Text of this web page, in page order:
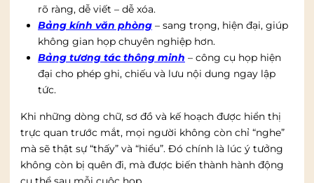
rõ ràng, dễ viết – dễ xóa.
Bảng kính văn phòng – sang trọng, hiện đại, giúp
không gian họp chuyên nghiệp hơn.
Bảng tương tác thông minh – công cụ họp hiện
đại cho phép ghi, chiếu và lưu nội dung ngay lập
tức.
Khi những dòng chữ, sơ đồ và kế hoạch được hiển thị
trực quan trước mắt, mọi người không còn chỉ “nghe”
mà sẽ thật sự “thấy” và “hiểu”. Đó chính là lúc ý tưởng
không còn bị quên đi, mà được biến thành hành động